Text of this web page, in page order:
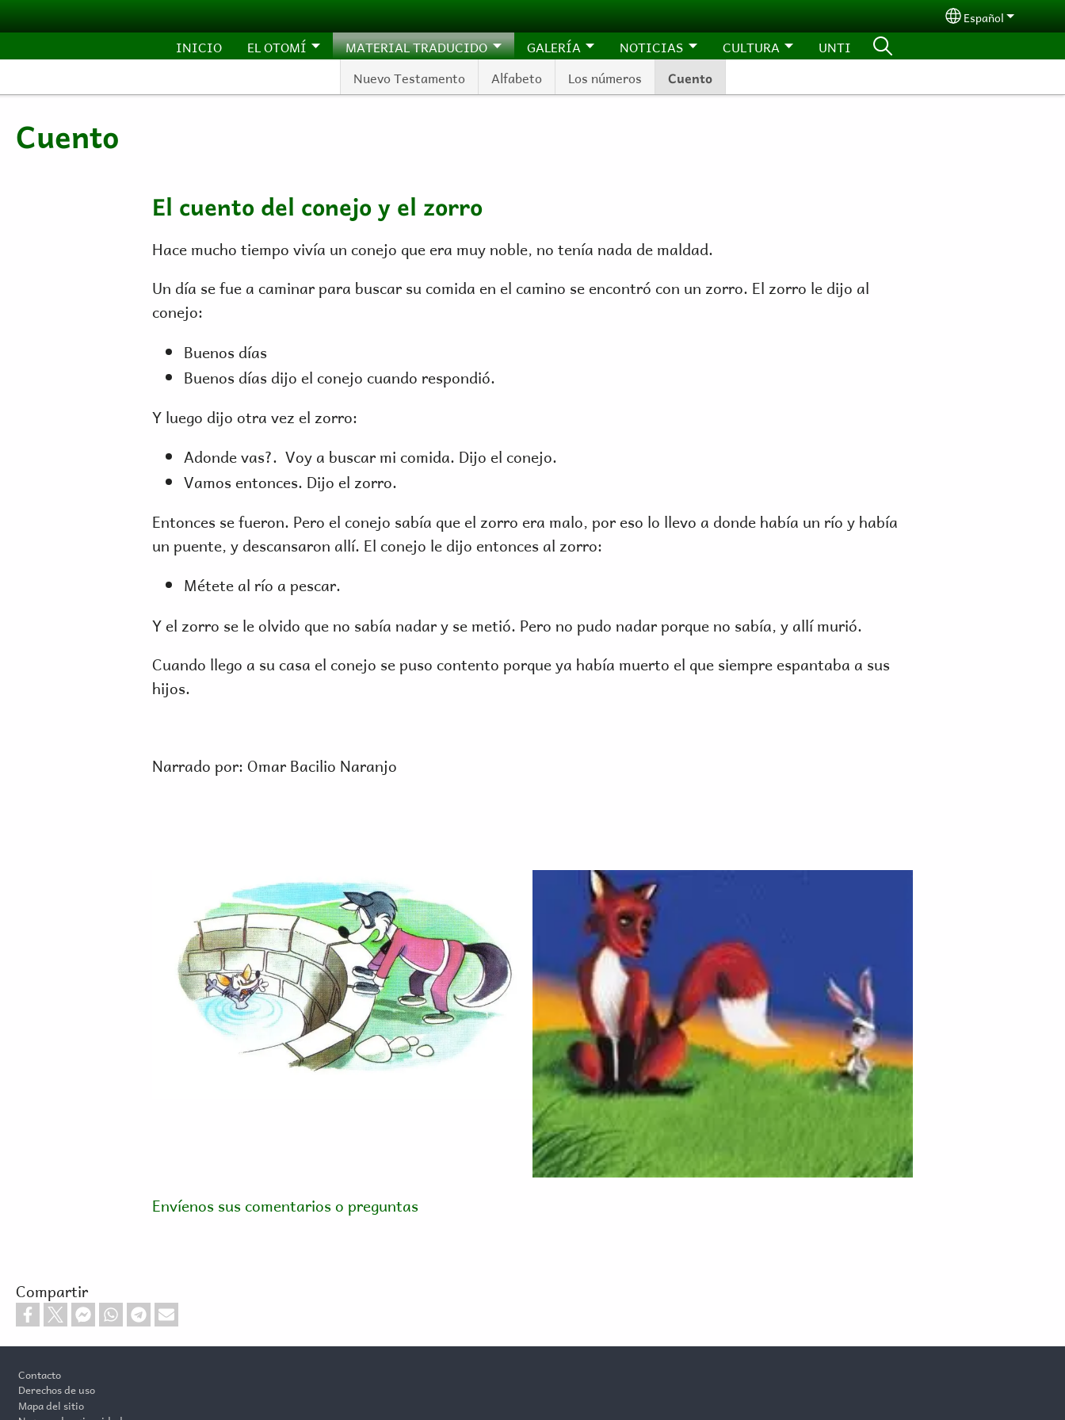
Pasar al contenido principal Select your
Español
INICIO EL OTOMÍ
MATERIAL TRADUCIDO
Nuevo Testamento
Alfabeto Los números Cuento
GALERÍA NOTICIAS CULTURA UNTI
Cuento
El cuento del conejo y el zorro
Hace mucho tiempo vivía un conejo que era muy noble, no tenía nada de maldad.
Un día se fue a caminar para buscar su comida en el camino se encontró con un zorro. El zorro le dijo al
conejo:
Buenos días
Buenos días dijo el conejo cuando respondió.
Y luego dijo otra vez el zorro:
Adonde vas?. Voy a buscar mi comida. Dijo el conejo.
Vamos entonces. Dijo el zorro.
Entonces se fueron. Pero el conejo sabía que el zorro era malo, por eso lo llevo a donde había un río y había
un puente, y descansaron allí. El conejo le dijo entonces al zorro:
Métete al río a pescar.
Y el zorro se le olvido que no sabía nadar y se metió. Pero no pudo nadar porque no sabía, y allí murió.
Cuando llego a su casa el conejo se puso contento porque ya había muerto el que siempre espantaba a sus
hijos.
Narrado por: Omar Bacilio Naranjo
Envíenos sus comentarios o preguntas
Compartir
Contacto
Derechos de uso
Mapa del sitio